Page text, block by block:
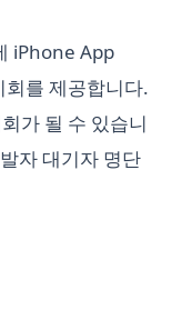
iPhone App
를 제공합니다.
가 될 수 있습니
자 대기자 명단